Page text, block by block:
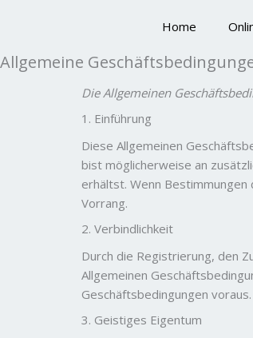
Home
Allgemeine
Die Allgemeinen
1. Einführung
Diese Allgemeinen
bist möglicherweise an
erhältst. Wenn
Vorrang.
2. Verbindlichkeit
Durch die Registrierung, den
Allgemeinen
Geschäftsbedingungen
3. Geistiges Eigentum